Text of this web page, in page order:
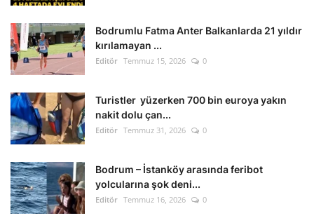
Bodrumlu Fatma Anter Balkanlarda 21 yıldır
kırılamayan ...
Editör Temmuz 15, 2026 0
Turistler yüzerken 700 bin euroya yakın
nakit dolu çan...
Editör Temmuz 31, 2026 0
Bodrum – İstanköy arasında feribot
yolcularına şok deni...
Editör Temmuz 16, 2026 0